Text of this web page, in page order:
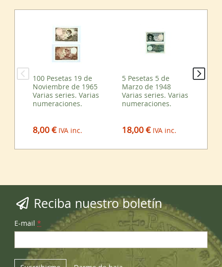
100 Pesetas 19 de
Noviembre de 1965
Varias series. Varias
numeraciones.
8,00 € IVA inc.
5 Pesetas 5 de
Marzo de 1948
Varias series. Varias
numeraciones.
18,00 € IVA inc.
Reciba nuestro boletín
E-mail *